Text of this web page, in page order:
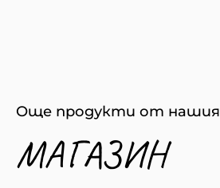
Още продукти от нашия
МАГАЗИН